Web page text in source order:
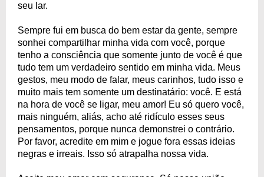
seu lar.
Sempre fui em busca do bem estar da gente, sempre
sonhei compartilhar minha vida com você, porque
tenho a consciência que somente junto de você é que
tudo tem um verdadeiro sentido em minha vida. Meus
gestos, meu modo de falar, meus carinhos, tudo isso e
muito mais tem somente um destinatário: você. E está
na hora de você se ligar, meu amor! Eu só quero você,
mais ninguém, aliás, acho até ridículo esses seus
pensamentos, porque nunca demonstrei o contrário.
Por favor, acredite em mim e jogue fora essas ideias
negras e irreais. Isso só atrapalha nossa vida.